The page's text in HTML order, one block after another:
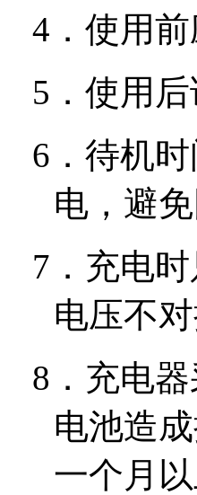
4． 使用
5． 使用
6． 待机
电，避
7． 充电
电压不对
8． 充电
电池造
一个月